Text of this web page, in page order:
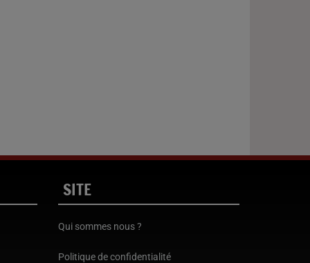
SITE
Qui sommes nous ?
Politique de confidentialité